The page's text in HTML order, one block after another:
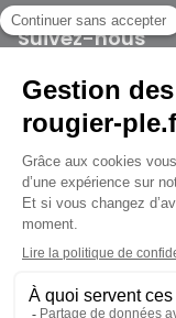
jusqu'au
Suivez-nous
Rougier et Plé 2024
Mentions légales
Conditions